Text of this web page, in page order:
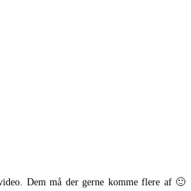
Dem må der gerne komme flere af 🙂